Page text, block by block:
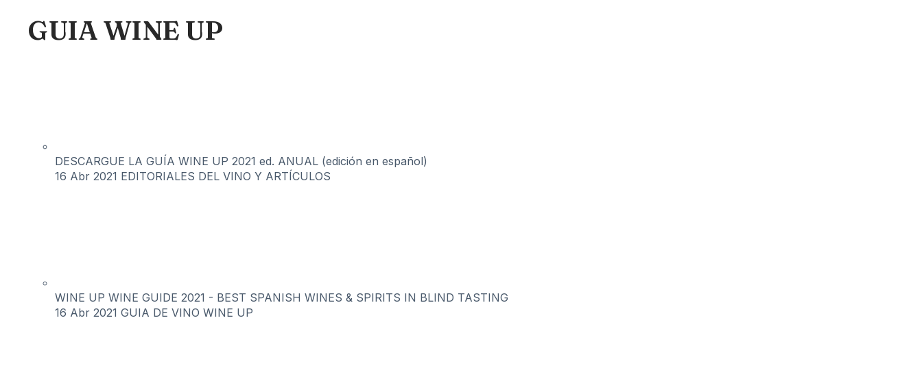
GUIA WINE UP
DESCARGUE LA GUÍA WINE UP 2021 ed. ANUAL (edición en español)
16 Abr 2021 EDITORIALES DEL VINO Y ARTÍCULOS
WINE UP WINE GUIDE 2021 - BEST SPANISH WINES & SPIRITS IN BLIND TASTING
16 Abr 2021 GUIA DE VINO WINE UP